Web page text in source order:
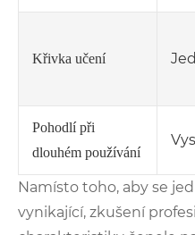
Křivka učení
Pohodlí při
dlouhém používání
Namísto toho, aby se
vynikající, zkušení